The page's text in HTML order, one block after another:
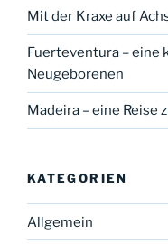
Mit der Kraxe auf
Fuerteventura – eine
Neugeborenen
Madeira – eine Reise
KATEGORIEN
Allgemein